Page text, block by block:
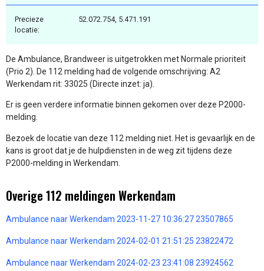
Precieze
locatie:
52.072.754, 5.471.191
De Ambulance, Brandweer is uitgetrokken met Normale prioriteit
(Prio 2). De 112 melding had de volgende omschrijving: A2
Werkendam rit: 33025 (Directe inzet: ja).
Er is geen verdere informatie binnen gekomen over deze P2000-
melding.
Bezoek de locatie van deze 112 melding niet. Het is gevaarlijk en de
kans is groot dat je de hulpdiensten in de weg zit tijdens deze
P2000-melding in Werkendam.
Overige 112 meldingen Werkendam
Ambulance naar Werkendam 2023-11-27 10:36:27 23507865
Ambulance naar Werkendam 2024-02-01 21:51:25 23822472
Ambulance naar Werkendam 2024-02-23 23:41:08 23924562